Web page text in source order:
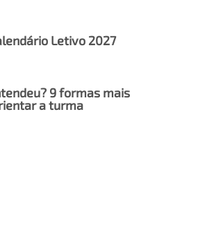
Letivo 2027
9 formas mais
a turma